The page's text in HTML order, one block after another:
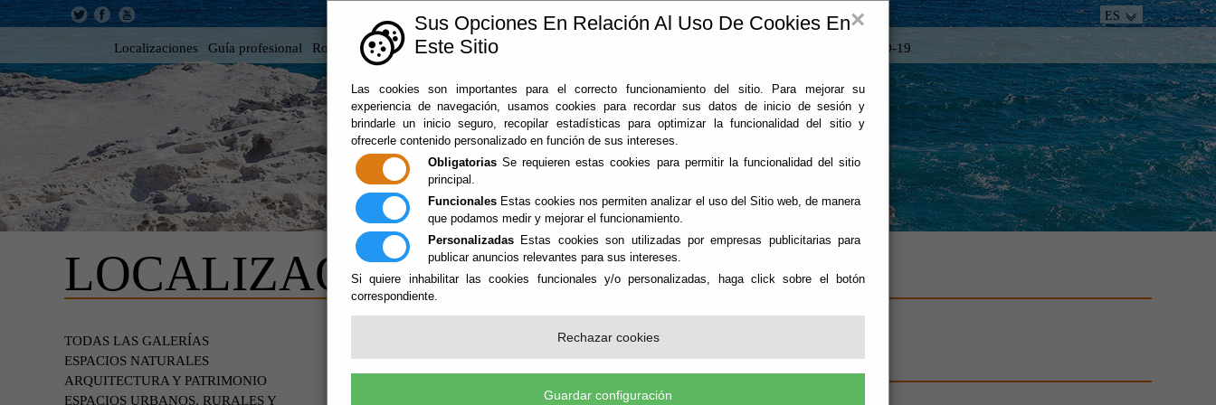
×
Sus Opciones En Relación Al Uso De Cookies En
Este Sitio
Las cookies son importantes para el correcto funcionamiento del sitio. Para mejorar su
experiencia de navegación, usamos cookies para recordar sus datos de inicio de sesión y
brindarle un inicio seguro, recopilar estadísticas para optimizar la funcionalidad del sitio y
ofrecerle contenido personalizado en función de sus intereses.
Obligatorias Se requieren estas cookies para permitir la funcionalidad del sitio
principal.
Funcionales Estas cookies nos permiten analizar el uso del Sitio web, de manera
que podamos medir y mejorar el funcionamiento.
Personalizadas Estas cookies son utilizadas por empresas publicitarias para
publicar anuncios relevantes para sus intereses.
Si quiere inhabilitar las cookies funcionales y/o personalizadas, haga click sobre el botón
correspondiente.
Rechazar cookies
Guardar configuración
ES
Localizaciones Guía profesional Rodar en Almería 360 COVID-19
LOCALIZACIONES
TODAS LAS GALERÍAS
ESPACIOS NATURALES
ARQUITECTURA Y PATRIMONIO
ESPACIOS URBANOS, RURALES Y
OFREZCA SU LOCALIZACIÓN